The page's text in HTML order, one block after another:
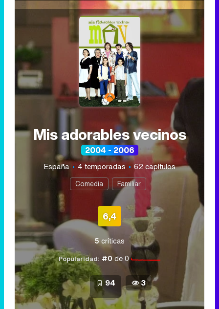
Mis adorables vecinos
2004 - 2006
España 4 temporadas 62 capítulos
Comedia Familiar
6,4
5críticas
Popularidad: #0 de 0
94 3